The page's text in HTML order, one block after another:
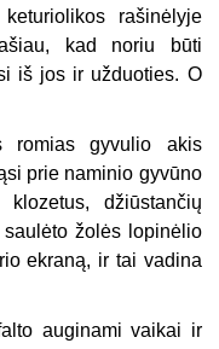
rašinėlyje
kad noriu būti
iš jos ir užduoties. O
romias gyvulio akis
prie naminio gyvūno
džiūstančių
žolės lopinėlio
ekraną, ir tai vadina
auginami vaikai ir